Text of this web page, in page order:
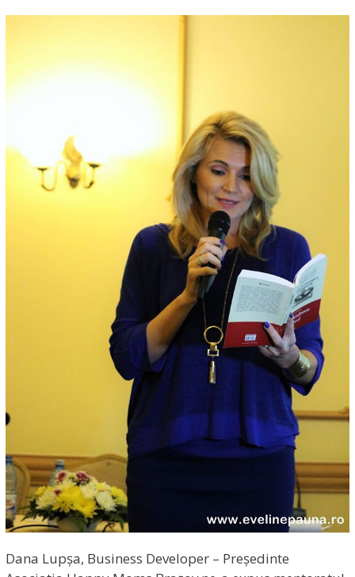
Dana Lupșa, Business Developer – Președinte